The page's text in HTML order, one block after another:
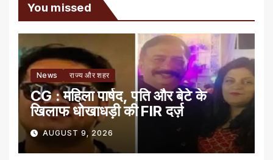
You missed
News राज्य और शहर
CG : महिला पार्षद, पति और बेटे के
खिलाफ धोखाधड़ी की FIR दर्ज़
AUGUST 9, 2026